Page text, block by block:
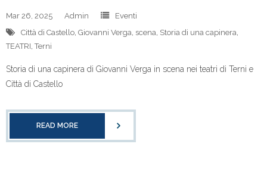
Mar 26, 2025 Admin
Eventi
Città di Castello, Giovanni Verga, scena, Storia di una capinera,
TEATRI,Terni
Storia di una capinera di Giovanni Verga in scena nei teatri di Terni e
Città di Castello
READ MORE